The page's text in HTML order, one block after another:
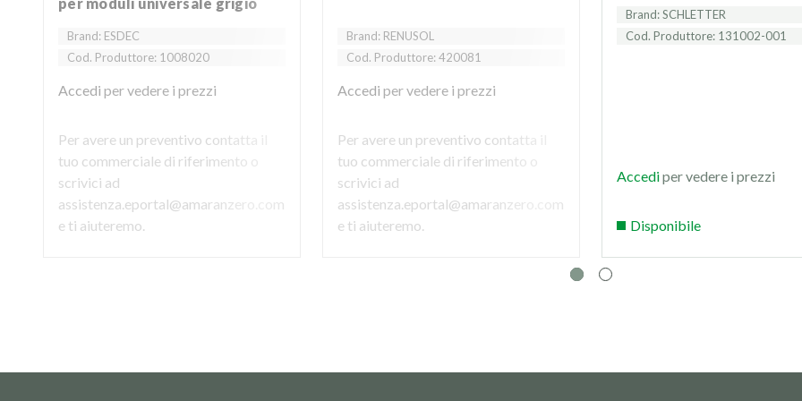
Brand: ESDEC
Cod. Produttore: 1008020
Accedi per vedere i prezzi
Per avere un preventivo contatta il
tuo commerciale di riferimento o
scrivici ad
assistenza.eportal@amaranzero.com
e ti aiuteremo.
Brand: RENUSOL
Cod. Produttore: 420081
Accedi per vedere i prezzi
Per avere un preventivo contatta il
tuo commerciale di riferimento o
scrivici ad
assistenza.eportal@amaranzero.com
e ti aiuteremo.
Brand: SCHLETTER
Cod. Produttore: 131002-001
Accediper vedere i prezzi
Disponibile